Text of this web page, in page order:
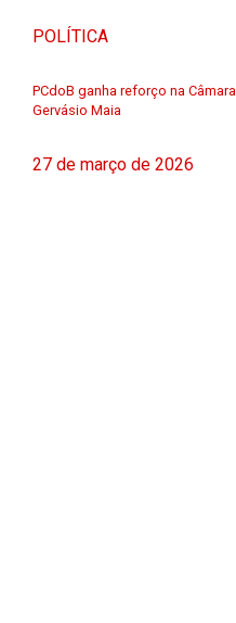
POLÍTICA
PCdoB ganha reforço na
Gervásio Maia
27 de março de 2026